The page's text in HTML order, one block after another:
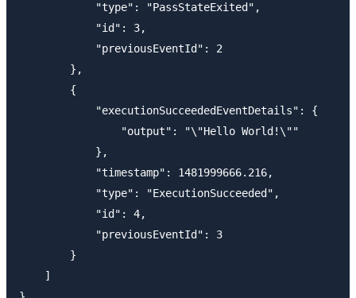
            "type": "PassStateExited",
            "id": 3,
            "previousEventId": 2
        },
        {
            "executionSucceededEventDetails": {
                "output": "\"Hello World!\""
            },
            "timestamp": 1481999666.216,
            "type": "ExecutionSucceeded",
            "id": 4,
            "previousEventId": 3
        }
    ]